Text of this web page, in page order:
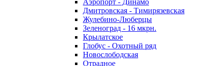
Дмитровская - Тимирязевская
Жулебино-Люберцы
Зеленоград - 16 мкрн.
Крылатское
Глобус - Охотный ряд
Новослободская
Отрадное